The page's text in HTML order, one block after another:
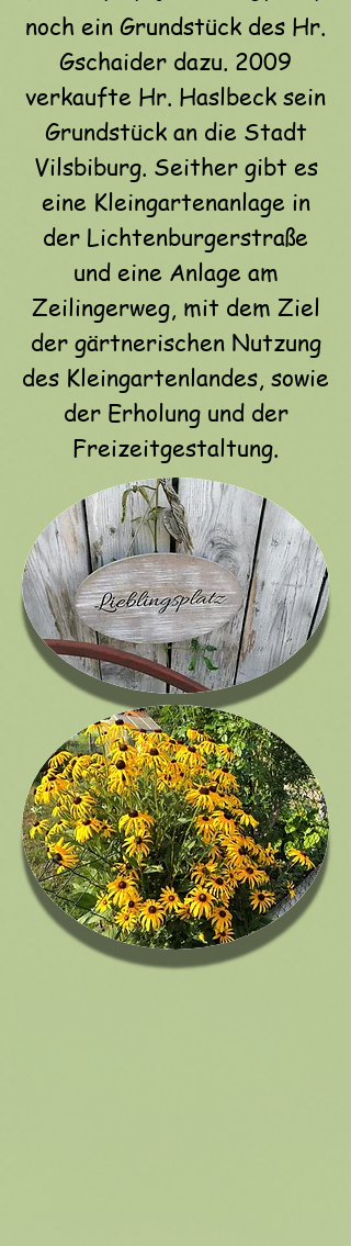
noch ein Grundstück des Hr.
Gschaider dazu. 2009
verkaufte Hr. Haslbeck sein
Grundstück an die Stadt
Vilsbiburg. Seither gibt es
eine Kleingartenanlage in
der Lichtenburgerstraße
und eine Anlage am
Zeilingerweg, mit dem Ziel
der gärtnerischen Nutzung
des Kleingartenlandes, sowie
der Erholung und der
Freizeitgestaltung.